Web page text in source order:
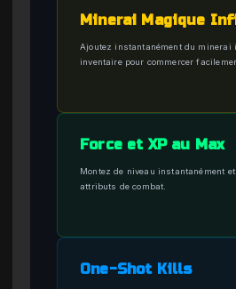
Minerai Magique
Ajoutez instantanément du minerai
inventaire pour commercer
Force et XP au Max
Montez de niveau instantanément
attributs de combat.
One-Shot Kills